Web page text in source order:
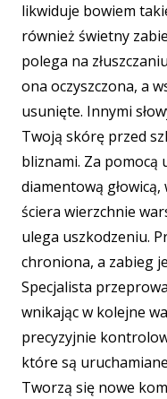
likwiduje bowiem
również świetny
polega na
ona oczyszczona, a
usunięte. Innymi
Twoją skórę przed
bliznami. Za pomocą
diamentową
ściera wierzchnie
ulega uszkodzeniu.
chroniona, a zabieg
Specjalista
wnikając w kolejne
precyzyjnie
które są
Tworzą się nowe